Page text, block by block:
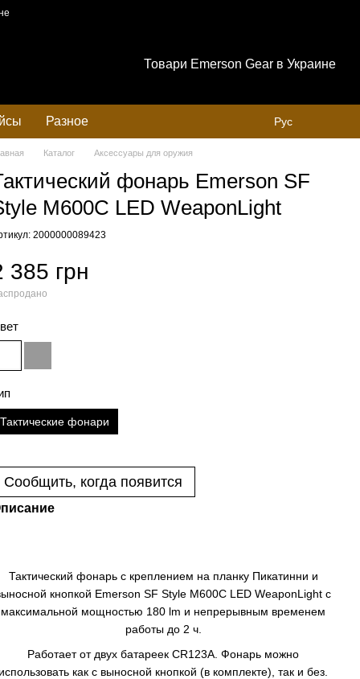
Товари Emerson Gear в Украине
Разное Рус
Каталог Аксессуары для оружия
фонарь Emerson SF
M600С LED WeaponLight
2000000089423
385 грн
Тактические фонари
Сообщить, когда появится
Тактический фонарь с креплением на планку Пикатинни и
кнопкой Emerson SF Style M600С LED WeaponLight с
максимальной мощностью 180 lm и непрерывным временем
работы до 2 ч.
Работает от двух батареек CR123A. Фонарь можно
как с выносной кнопкой (в комплекте), так и без.